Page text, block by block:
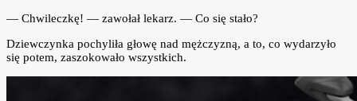
— Chwileczkę! — zawołał lekarz. — Co się stało?
Dziewczynka pochyliła głowę nad mężczyzną, a to, co wydarzyło
się potem, zaszokowało wszystkich.